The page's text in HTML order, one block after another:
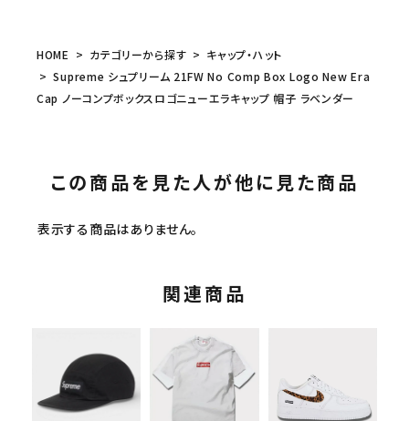
HOME カテゴリーから探す
キャップ・ハット
Supreme シュプリーム 21FW No Comp Box Logo New Era
Cap ノーコンプボックスロゴニューエラキャップ 帽子 ラベンダー
この商品を見た人が他に見た商品
表示する商品はありません。
関連商品